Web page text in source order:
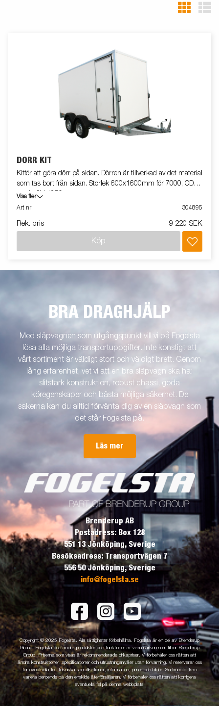
DÖRR KIT
Kitför att göra dörr på sidan. Dörren är tillverkad av det material
som tas bort från sidan. Storlek 600x1600mm för 7000, CD
med höjd 1850mm.
Visa fler
Art nr
304895
Rek. pris 9 220 SEK
Köp
BRA DRAGHJÄLP
Med släpvagnen som utgångspunkt vill vi på Fogelsta
lösa alla möjliga transportuppgifter. Inte konstigt att
vårt sortiment är väldigt stort och väldigt brett. Genom
lång erfarenhet, vet vi att en bra släpvagn ska ha:
slitstark konstruktion, robust chassi, goda
köregenskaper och bästa möjliga säkerhet. De
sakerna kan du alltid förvänta dig av en släpvagn som
det står Fogelsta på.
Läs mer
Brenderup AB
Postadress: Box 128
551 13 Jönköping, Sverige
Besöksadress: Transportvägen 7
556 50 Jönköping, Sverige
info@fogelsta.se
Copyright © 2025 Fogelsta. Alla rättigheter förbehållna. Fogelsta är en del av Brenderup
Group. Fogelsta och andra produkter och funktioner är varumärken som tillhör Brenderup
Group. Priserna som visas är rekommenderade cirkapriser. Vi förbehåller oss rätten att
ändra konstruktioner, specifikationer och utrustningsnivåer utan förvarning. Vi reserverar oss
för eventuella fel i tekniska specifikationer, information, priser och bilder. Sortimentet kan
variera beroende på den enskilde återförsäljaren. Vi förbehåller oss rätten att korrigera
eventuella fel på denna webbplats.